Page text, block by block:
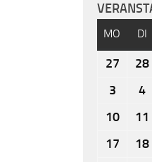
MO DI
27 28
3
4
10
11
17
18